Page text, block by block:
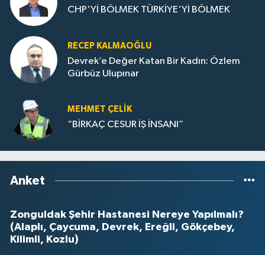
CHP'Yİ BÖLMEK TÜRKİYE'Yİ BÖLMEK
RECEP KALMAOĞLU
Devrek’e Değer Katan Bir Kadın: Özlem
Gürbüz Ulupınar
MEHMET ÇELIK
“BİRKAÇ CESUR İŞ İNSANI”
Anket
Zonguldak Şehir Hastanesi Nereye Yapılmalı?
(Alaplı, Çaycuma, Devrek, Ereğli, Gökçebey,
Kilimli, Kozlu)